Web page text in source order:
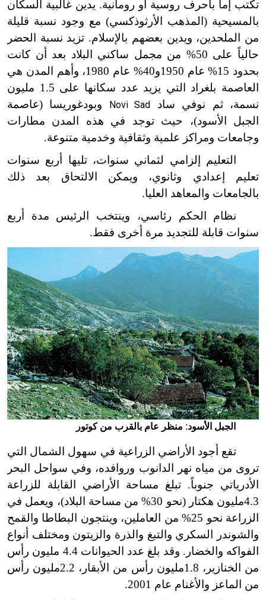
تكتب إما بأحرف روسية أو رومانية. يدين غالبية السكان
بالمسيحية (المذهب الأرثوذكسي) مع وجود نسبة قليلة
من الملحدين، ويدين بعضهم بالإسلام. تزيد نسبة الحضر
حالياً على 50% من مجمل ساكني البلاد بعد أن كانت
بحدود 15% عام 1950و40% عام 1980، وأهم المدن هي
العاصمة بلغراد التي يزيد عدد سكانها على 1.5 مليون
نسمة، ثم نوفي ساد
Novi Sad
وبودغوريسا (عاصمة
الجبل الأسود)، حيث توجد في هذه المدن مطارات
وجامعات ومراكز علمية وثقافية وخدمية متنوعة.
التعليم إلزامي لثماني سنوات، تليها أربع سنوات
تعليم إعدادي وثانوي، ويمكن الالتحاق بعد ذلك
بالجامعات والمعاهد العليا.
نظام الحكم رئاسي، وينتخب الرئيس مدة أربع
سنوات قابلة للتجديد مرة أخرى فقط.
الجبل الأسود: منظر عام بالقرب من كوتور
تقع أجود الأراضي الزراعية في سهول الشمال التي
تروى من مياه نهر الدانوب وروافده، وفي سواحل البحر
الأدرياتي جنوباً. تبلغ مساحة الأراضي القابلة للزراعة
4.3مليون هكتار (نحو 30% من مساحة البلاد)، ويعمل في
الزراعة نحو 25% من العاملين، وينتجون البطاطا والقمح
والشوندر السكري والتبغ والذرة والزيتون ومختلف أنواع
الفواكه والخضار. وقد بلغ عدد الحيوانات 4.4 مليون رأس
من الخنازير، 1.8
مليون رأس من الأبقار، 2.2مليون رأس
من الماعز والأغنام عام 2001.